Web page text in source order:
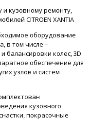
и кузовному ремонту,
CITROEN XANTIA
оборудование
в том числе –
колес, 3D
обеспечение для
узлов и систем
кузовного
покрасочные